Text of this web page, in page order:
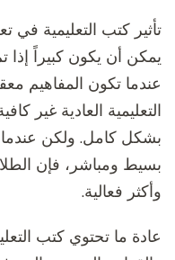
تأثير كتب التعليمية في
يمكن أن يكون كبيراً
عندما تكون المفاهيم
التعليمية العادية غير
بشكل كامل. ولكن
بسيط ومباشر، فإن
وأكثر فعالية.
عادة ما تحتوي كتب